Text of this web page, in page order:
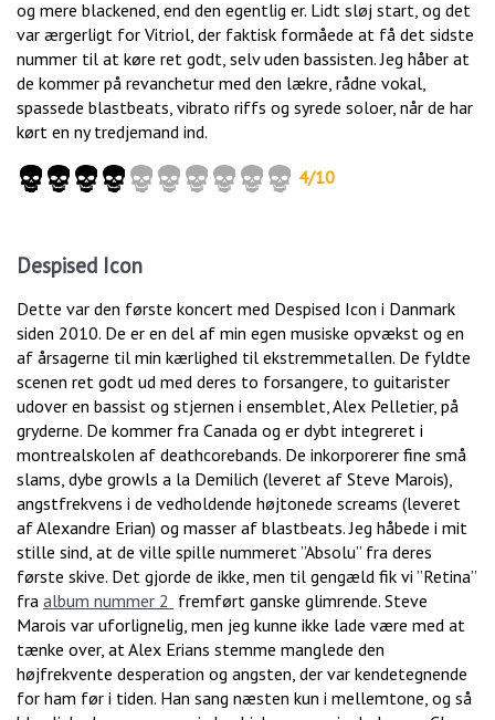
og mere blackened, end den egentlig er. Lidt sløj start, og det
var ærgerligt for Vitriol, der faktisk formåede at få det sidste
nummer til at køre ret godt, selv uden bassisten. Jeg håber at
de kommer på revanchetur med den lækre, rådne vokal,
spassede blastbeats, vibrato riffs og syrede soloer, når de har
kørt en ny tredjemand ind.
4/10
Despised Icon
Dette var den første koncert med Despised Icon i Danmark
siden 2010. De er en del af min egen musiske opvækst og en
af årsagerne til min kærlighed til ekstremmetallen. De fyldte
scenen ret godt ud med deres to forsangere, to guitarister
udover en bassist og stjernen i ensemblet, Alex Pelletier, på
gryderne. De kommer fra Canada og er dybt integreret i
montrealskolen af deathcorebands. De inkorporerer fine små
slams, dybe growls a la Demilich (leveret af Steve Marois),
angstfrekvens i de vedholdende højtonede screams (leveret
af Alexandre Erian) og masser af blastbeats. Jeg håbede i mit
stille sind, at de ville spille nummeret ”Absolu” fra deres
første skive. Det gjorde de ikke, men til gengæld fik vi ”Retina”
fra album nummer 2 fremført ganske glimrende. Steve
Marois var uforlignelig, men jeg kunne ikke lade være med at
tænke over, at Alex Erians stemme manglede den
højfrekvente desperation og angsten, der var kendetegnende
for ham før i tiden. Han sang næsten kun i mellemtone, og så